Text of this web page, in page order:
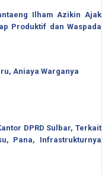
Ilham Azikin Ajak
Produktif dan Waspada
Aniaya Warganya
DPRD Sulbar, Terkait
Pana, Infrastrukturnya